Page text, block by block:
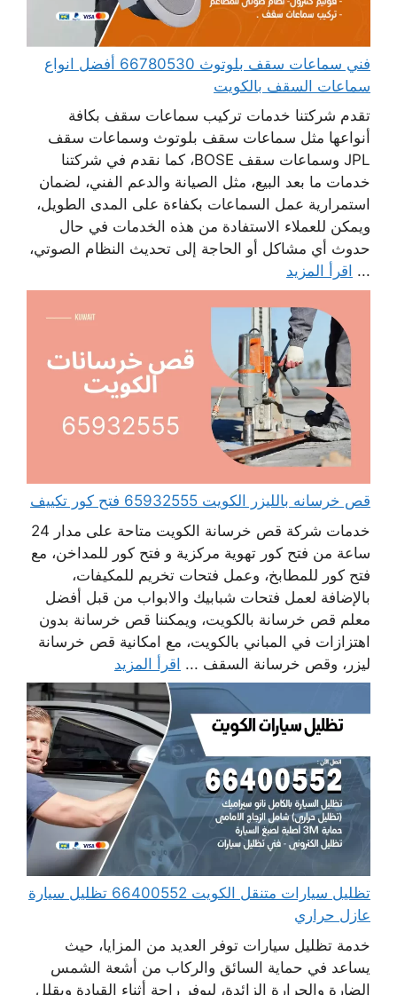
فني سماعات سقف بلوتوث 66780530 أفضل انواع
سماعات السقف بالكويت
تقدم شركتنا خدمات تركيب سماعات سقف بكافة
أنواعها مثل سماعات سقف بلوتوث وسماعات سقف
JPL وسماعات سقف BOSE، كما نقدم في شركتنا
خدمات ما بعد البيع، مثل الصيانة والدعم الفني، لضمان
استمرارية عمل السماعات بكفاءة على المدى الطويل،
ويمكن للعملاء الاستفادة من هذه الخدمات في حال
حدوث أي مشاكل أو الحاجة إلى تحديث النظام الصوتي،
... اقرأ المزيد
قص خرسانه بالليزر الكويت 65932555 فتح كور تكييف
خدمات شركة قص خرسانة الكويت متاحة على مدار 24
ساعة من فتح كور تهوية مركزية و فتح كور للمداخن، مع
فتح كور للمطابخ، وعمل فتحات تخريم للمكيفات،
بالإضافة لعمل فتحات شبابيك والابواب من قبل أفضل
معلم قص خرسانة بالكويت، ويمكننا قص خرسانة بدون
اهتزازات في المباني بالكويت، مع امكانية قص خرسانة
ليزر، وقص خرسانة السقف ... اقرأ المزيد
تظليل سيارات متنقل الكويت 66400552 تظليل سيارة
عازل حراري
خدمة تظليل سيارات توفر العديد من المزايا، حيث
يساعد في حماية السائق والركاب من أشعة الشمس
الضارة والحرارة الزائدة، ليوفر راحة أثناء القيادة ويقلل